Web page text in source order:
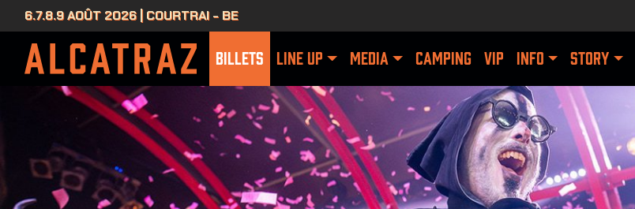
6.7.8.9 AOÛT 2026 | COURTRAI - BE
BILLETS LINE UP MEDIA CAMPING VIP INFO STORY